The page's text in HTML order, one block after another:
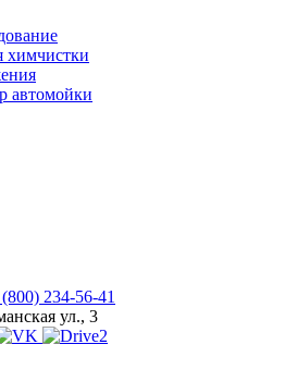
химчистки
автомойки
234-56-41
ул., 3